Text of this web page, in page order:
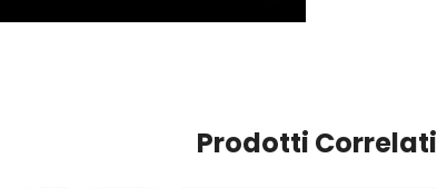
Prodotti Correlati